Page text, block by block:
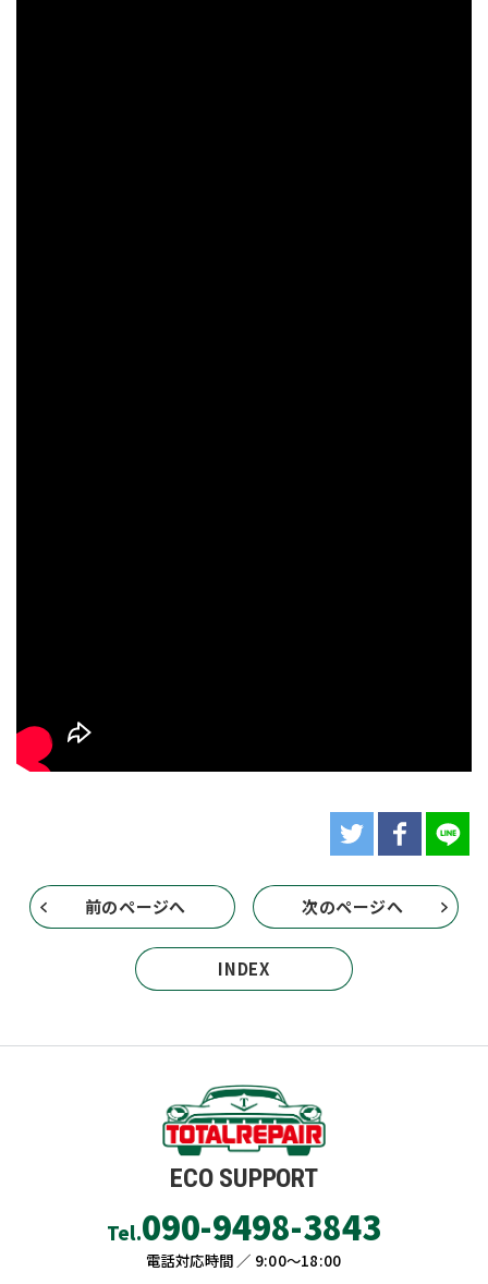
前のページへ
INDEX
次のページへ
ECO SUPPORT
Tel.090-9498-3843
電話対応時間 ／ 9:00〜18:00